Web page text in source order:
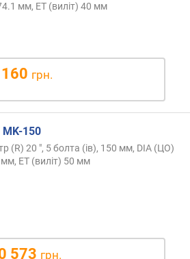
мм, ET (виліт) 40 мм
грн.
MK-150
(R) 20 ", 5 болта (ів), 150 мм, DIA (ЦО)
ET (виліт) 50 мм
573 грн.